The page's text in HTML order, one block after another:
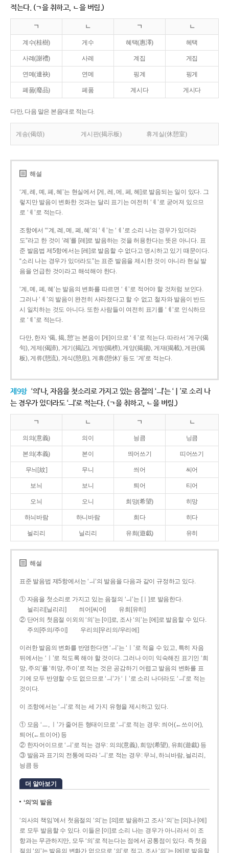
적는다. (ㄱ을 취하고, ㄴ을 버림.)
ㄱ ㄴ ㄱ ㄴ
계수(桂樹) 게수 혜택(惠澤) 헤택
사례(謝禮) 사레 계집 게집
연몌(連袂) 연메 핑계 핑게
폐품(廢品) 페품 계시다 게시다
다만, 다음 말은 본음대로 적는다.
게송(偈頌) 게시판(揭示板) 휴게실(休憩室)
해설
‘계, 례, 몌, 폐, 혜’는 현실에서 [게, 레, 메, 페, 헤]로 발음되는 일이 있다. 그
렇지만 발음이 변화한 것과는 달리 표기는 여전히 ‘ㅖ’로 굳어져 있으므
로 ‘ㅖ’로 적는다.
조항에서 “‘계, 례, 몌, 폐, 혜’의 ‘ㅖ’는 ‘ㅔ’로 소리 나는 경우가 있더라
도”라고 한 것이 ‘례’를 [레]로 발음하는 것을 허용한다는 뜻은 아니다. 표
준 발음법 제5항에서는 [레]로 발음할 수 없다고 명시하고 있기 때문이다.
“소리 나는 경우가 있더라도”는 표준 발음을 제시한 것이 아니라 현실 발
음을 언급한 것이라고 해석해야 한다.
‘계, 몌, 폐, 혜’는 발음의 변화를 따르면 ‘ㅔ’로 적어야 할 것처럼 보인다.
그러나 ‘ㅖ’의 발음이 완전히 사라졌다고 할 수 없고 철자와 발음이 반드
시 일치하는 것도 아니다. 또한 사람들이 여전히 표기를 ‘ㅖ’로 인식하므
로 ‘ㅖ’로 적는다.
다만, 한자 ‘偈, 揭, 憩’는 본음이 [게]이므로 ‘ㅔ’로 적는다. 따라서 ‘게구(偈
句), 게제(偈諦), 게기(揭記), 게방(揭榜), 게양(揭揚), 게재(揭載), 게판(揭
板), 게류(憩流), 게식(憩息), 게휴(憩休)’ 등도 ‘게’로 적는다.
제9항 ‘의’나, 자음을 첫소리로 가지고 있는 음절의 ‘ㅢ’는 ‘ㅣ’로 소리 나
는 경우가 있더라도 ‘ㅢ’로 적는다. (ㄱ을 취하고, ㄴ을 버림.)
ㄱ ㄴ ㄱ ㄴ
의의(意義) 의이 닁큼 닝큼
본의(本義) 본이 띄어쓰기 띠어쓰기
무늬[紋] 무니 씌어 씨어
보늬 보니 틔어 티어
오늬 오니 희망(希望) 히망
하늬바람 하니바람 희다 히다
늴리리 닐리리 유희(遊戱) 유히
해설
표준 발음법 제5항에서는 ‘ㅢ’의 발음을 다음과 같이 규정하고 있다.
① 자음을 첫소리로 가지고 있는 음절의 ‘ㅢ’는 [ㅣ]로 발음한다.
늴리리[닐리리]
씌어[씨어]
유희[유히]
② 단어의 첫음절 이외의 ‘의’는 [이]로, 조사 ‘의’는 [에]로 발음할 수 있다.
주의[주의/주이]
우리의[우리의/우리에]
이러한 발음의 변화를 반영한다면 ‘ㅢ’는 ‘ㅣ’로 적을 수 있고, 특히 자음
뒤에서는 ‘ㅣ’로 적도록 해야 할 것이다. 그러나 이미 익숙해진 표기인 ‘희
망, 주의’를 ‘히망, 주이’로 적는 것은 공감하기 어렵고 발음의 변화를 표
기에 모두 반영할 수도 없으므로 ‘ㅢ’가 ‘ㅣ’로 소리 나더라도 ‘ㅢ’로 적는
것이다.
이 조항에서는 ‘ㅢ’로 적는 세 가지 유형을 제시하고 있다.
① 모음 ‘ㅡ, ㅣ’가 줄어든 형태이므로 ‘ㅢ’로 적는 경우: 씌어(←쓰이어),
틔어(←트이어) 등
② 한자어이므로 ‘ㅢ’로 적는 경우: 의의(意義), 희망(希望), 유희(遊戱) 등
③ 발음과 표기의 전통에 따라 ‘ㅢ’로 적는 경우: 무늬, 하늬바람, 늴리리,
닁큼 등
더 알아보기
‘의’의 발음
‘의사의 책임’에서 첫음절의 ‘의’는 [의]로 발음하고 조사 ‘의’는 [의]나 [에]
로 모두 발음할 수 있다. 이들은 [이]로 소리 나는 경우가 아니라서 이 조
항과는 무관하지만, 모두 ‘의’로 적는다는 점에서 공통점이 있다. 즉 첫음
절의 ‘의’는 발음의 변화가 없으므로 ‘의’로 적고, 조사 ‘의’는 [에]로 발음할